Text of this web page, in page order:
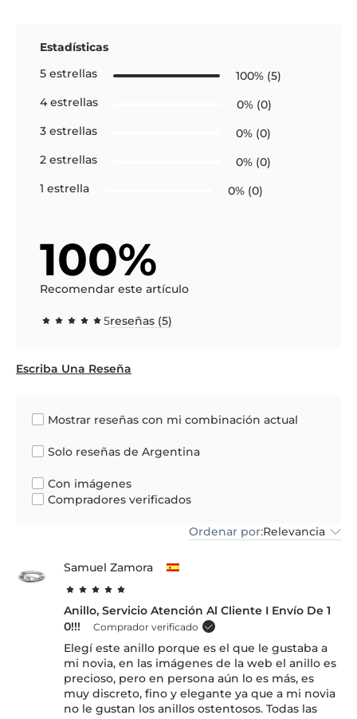
100%
Recomendar este artículo
5reseñas (5)
Estadísticas
5 estrellas
100% (5)
4 estrellas
0% (0)
3 estrellas
0% (0)
2 estrellas
0% (0)
1 estrella
0% (0)
Escriba Una Reseña
Mostrar reseñas con mi combinación actual
Solo reseñas de Argentina
Con imágenes
Compradores verificados
Ordenar por:Relevancia
Samuel Zamora
Anillo, Servicio Atención Al Cliente I Envío De 1
0!!!
Comprador verificado
Elegí este anillo porque es el que le gustaba a
mi novia, en las imágenes de la web el anillo es
precioso, pero en persona aún lo es más, es
muy discreto, fino y elegante ya que a mi novia
no le gustan los anillos ostentosos. Todas las